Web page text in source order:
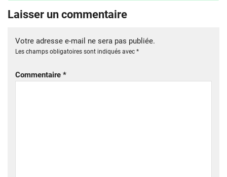
Laisser un commentaire
Votre adresse e-mail ne sera pas publiée.
Les champs obligatoires sont indiqués avec *
Commentaire *